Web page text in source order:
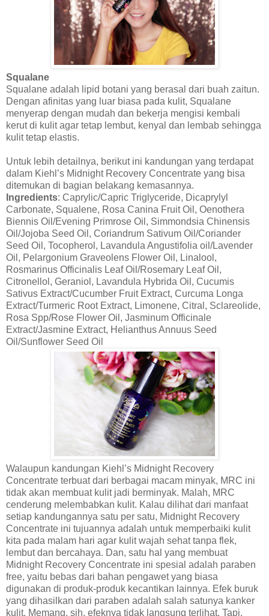
Squalane
Squalane adalah lipid botani yang berasal dari buah zaitun.
Dengan afinitas yang luar biasa pada kulit, Squalane
menyerap dengan mudah dan bekerja mengisi kembali
kerut di kulit agar tetap lembut, kenyal dan lembab sehingga
kulit tetap elastis.
Untuk lebih detailnya, berikut ini kandungan yang terdapat
dalam Kiehl’s Midnight Recovery Concentrate yang bisa
ditemukan di bagian belakang kemasannya.
Ingredients: Caprylic/Capric Triglyceride, Dicaprylyl
Carbonate, Squalene, Rosa Canina Fruit Oil, Oenothera
Biennis Oil/Evening Primrose Oil, Simmondsia Chinensis
Oil/Jojoba Seed Oil, Coriandrum Sativum Oil/Coriander
Seed Oil, Tocopherol, Lavandula Angustifolia oil/Lavender
Oil, Pelargonium Graveolens Flower Oil, Linalool,
Rosmarinus Officinalis Leaf Oil/Rosemary Leaf Oil,
Citronellol, Geraniol, Lavandula Hybrida Oil, Cucumis
Sativus Extract/Cucumber Fruit Extract, Curcuma Longa
Extract/Turmeric Root Extract, Limonene, Citral, Sclareolide,
Rosa Spp/Rose Flower Oil, Jasminum Officinale
Extract/Jasmine Extract, Helianthus Annuus Seed
Oil/Sunflower Seed Oil
Walaupun kandungan Kiehl’s Midnight Recovery
Concentrate terbuat dari berbagai macam minyak, MRC ini
tidak akan membuat kulit jadi berminyak. Malah, MRC
cenderung melembabkan kulit. Kalau dilihat dari manfaat
setiap kandungannya satu per satu, Midnight Recovery
Concentrate ini tujuannya adalah untuk memperbaiki kulit
kita pada malam hari agar kulit wajah sehat tanpa flek,
lembut dan bercahaya. Dan, satu hal yang membuat
Midnight Recovery Concentrate ini spesial adalah paraben
free, yaitu bebas dari bahan pengawet yang biasa
digunakan di produk-produk kecantikan lainnya. Efek buruk
yang dihasilkan dari paraben adalah salah satunya kanker
kulit. Memang, sih, efeknya tidak langsung terlihat. Tapi,